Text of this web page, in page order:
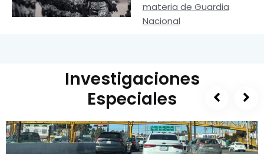
materia de Guardia
Nacional
Investigaciones
Especiales